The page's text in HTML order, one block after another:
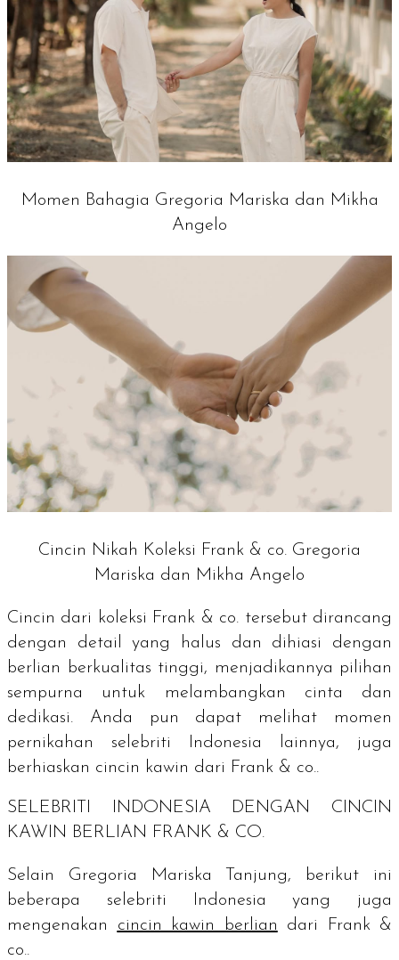
Momen Bahagia Gregoria Mariska dan Mikha
Angelo
Cincin Nikah Koleksi Frank & co. Gregoria
Mariska dan Mikha Angelo
Cincin dari koleksi Frank & co. tersebut dirancang
dengan detail yang halus dan dihiasi dengan
berlian berkualitas tinggi, menjadikannya pilihan
sempurna untuk melambangkan cinta dan
dedikasi. Anda pun dapat melihat momen
pernikahan selebriti Indonesia lainnya, juga
berhiaskan cincin kawin dari Frank & co..
SELEBRITI INDONESIA DENGAN CINCIN
KAWIN BERLIAN FRANK & CO.
Selain Gregoria Mariska Tanjung, berikut ini
beberapa selebriti Indonesia yang juga
mengenakan cincin kawin berlian dari
Frank &
co..